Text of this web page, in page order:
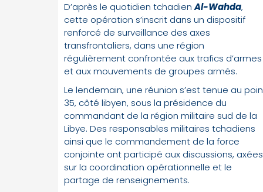
D’après le quotidien tchadienAl-Wahda,
cette opération s’inscrit dans un dispositif
renforcé de surveillance des axes
transfrontaliers, dans une région
régulièrement confrontée aux trafics d’armes
et aux mouvements de groupes armés.
Le lendemain, une réunion s’est tenue au
35, côté libyen, sous la présidence du
commandant de la région militaire sud de la
Libye. Des responsables militaires tchadiens
ainsi que le commandement de la force
conjointe ont participé aux discussions, axées
sur la coordination opérationnelle et le
partage de renseignements.